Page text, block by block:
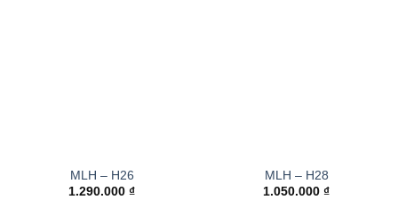
MLH – H26
1.290.000 ₫
MLH – H28
1.050.000 ₫